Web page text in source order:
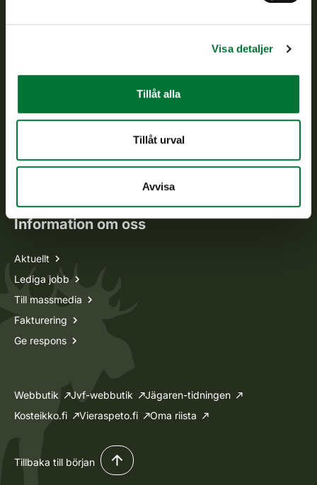
Visa detaljer
Tillåt alla
Tillåt urval
Avvisa
Oma riista -tjänsten
Ansökan om licenser och dispenser
Information om oss
Aktuellt
Lediga jobb
Till massmedia
Fakturering
Ge respons
Webbutik Jvf-webbutik
Jägaren-tidningen
Kosteikko.fi
Vieraspeto.fi Oma riista
Tillbaka till början